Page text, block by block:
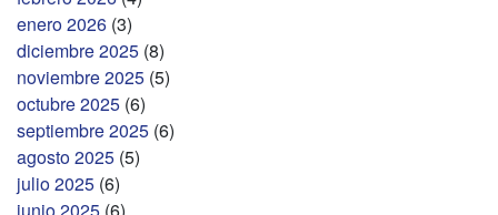
enero 2026 (3)
diciembre 2025 (8)
noviembre 2025 (5)
octubre 2025 (6)
septiembre 2025 (6)
agosto 2025 (5)
julio 2025 (6)
junio 2025 (6)